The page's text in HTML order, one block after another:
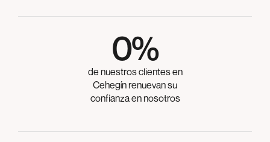
0%
de nuestros clientes en
Cehegín renuevan su
confianza en nosotros